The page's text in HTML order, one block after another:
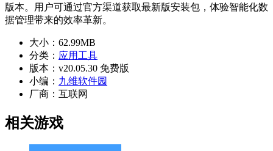
版本。用户可通过官方渠道获取最新版安装包，体验智能化数
据管理带来的效率革新。
大小： 62.99MB
分类： 应用工具
版本： v20.05.30 免费版
小编： 九维软件园
厂商： 互联网
相关游戏